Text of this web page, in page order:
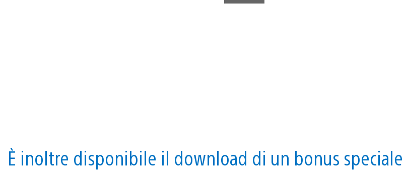
tuoi
È inoltre disponibile il download di un bonus